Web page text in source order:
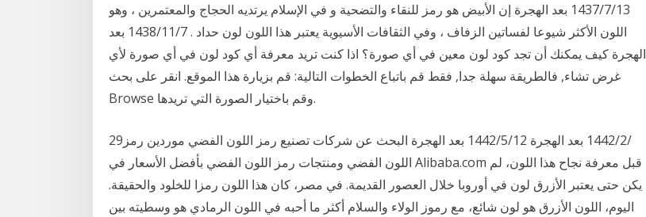
13‏‏/7‏‏/1437 بعد الهجرة إن الأبيض هو رمز للنقاء والتضحية و في الإسلام يرتديه الحجاج والمعتمرين ، وهو
اللون الأكثر شيوعا لفساتين الزفاف ، وفي الثقافات الأسيوية يعتبر هذا اللون لون حداد . 7‏‏/11‏‏/1438 بعد
الهجرة كيف يمكنك أن تجد كود لون معين في أي صورة؟ اذا كنت تريد معرفة أي كود لون في أي صورة لأي
غرض تشاء, فالطريقة سهلة جدا, فقط قم باتباع الخطوات التالية: قم بزيارة هذا الموقع. انقر على بحث
Browse وقم باختيار الصورة التي تريدها.
29‏‏/2‏‏/1442 بعد الهجرة 12‏‏/5‏‏/1442 بعد الهجرة البحث عن شركات تصنيع رمز اللون الفضي موردين رمز
اللون الفضي ومنتجات رمز اللون الفضي بأفضل الأسعار في Alibaba.com قبل معرفة نجاح هذا اللون، لم
يكن حتى يعتبر الأزرق لون في أوروبا خلال العصور القديمة. في مصر، كان هذا اللون رمزا للخلود والحقيقة.
اليوم، اللون الأزرق هو لون شائع، مع رموز الولاء والسلام أكثر ما أحبه في اللون الرمادي هو وسطيته بين